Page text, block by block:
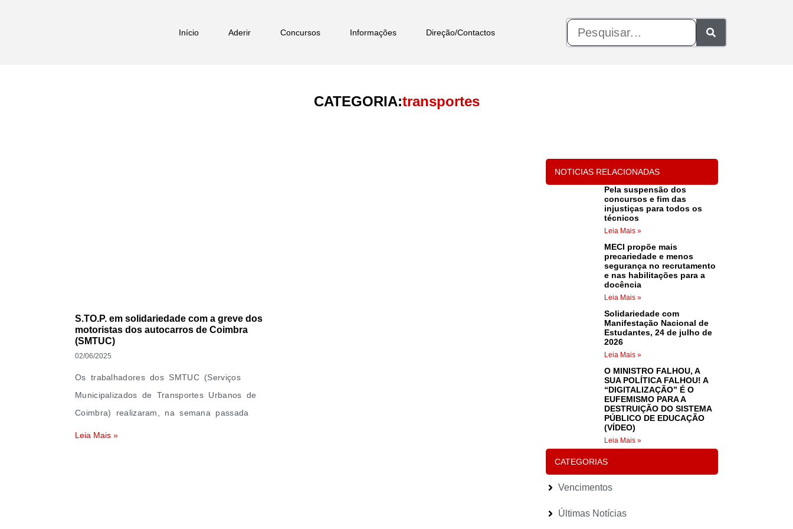
Início Aderir Concursos Informações Direção/Contactos
CATEGORIA:transportes
S.TO.P. em solidariedade com a greve dos
motoristas dos autocarros de Coimbra
(SMTUC)
02/06/2025
Os trabalhadores dos SMTUC (Serviços
Municipalizados de Transportes Urbanos de
Coimbra) realizaram, na semana passada
Leia Mais »
NOTICIAS RELACIONADAS
Pela suspensão dos
concursos e fim das
injustiças para todos os
técnicos
Leia Mais »
MECI propõe mais
precariedade e menos
segurança no recrutamento
e nas habilitações para a
docência
Leia Mais »
Solidariedade com
Manifestação Nacional de
Estudantes, 24 de julho de
2026
Leia Mais »
O MINISTRO FALHOU, A
SUA POLÍTICA FALHOU! A
“DIGITALIZAÇÃO” É O
EUFEMISMO PARA A
DESTRUIÇÃO DO SISTEMA
PÚBLICO DE EDUCAÇÃO
(VÍDEO)
Leia Mais »
CATEGORIAS
Vencimentos
Últimas Notícias